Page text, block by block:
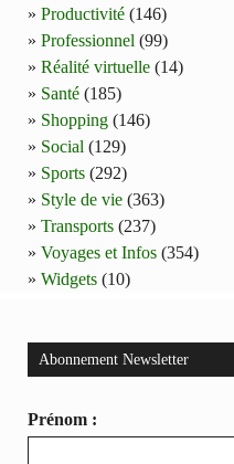
Productivité (146)
Professionnel (99)
Réalité virtuelle (14)
Santé (185)
Shopping (146)
Social (129)
Sports (292)
Style de vie (363)
Transports (237)
Voyages et Infos (354)
Widgets (10)
Abonnement Newsletter
Prénom :